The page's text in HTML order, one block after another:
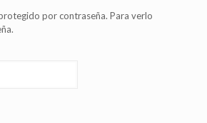
por contraseña. Para verlo